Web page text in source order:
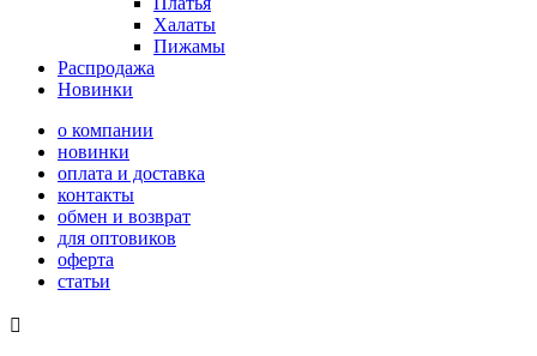
Халаты
Пижамы
Распродажа
Новинки
о компании
новинки
оплата и доставка
контакты
обмен и возврат
для оптовиков
оферта
статьи
